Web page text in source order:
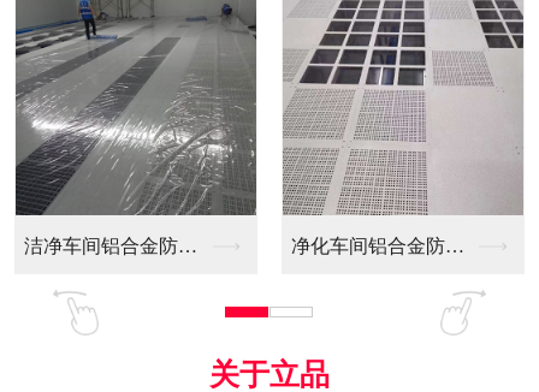
洁净车间铝合金防静电... 净化车间铝合金防静电... 全铝防静电
关于立品